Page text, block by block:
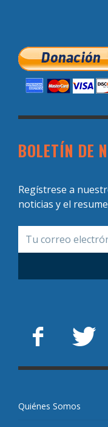
BOLETÍN DE
Regístrese a
noticias y el
Quiénes Somos